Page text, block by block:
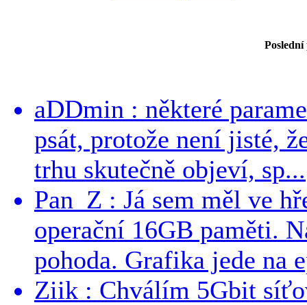
aDDmin : některé
psát, protože není jisté,
trhu skutečně objeví, sp...
Pan_Z : Já sem měl ve
operační 16GB paměti.
pohoda. Grafika jede na
Ziik : Chválím 5Gbit